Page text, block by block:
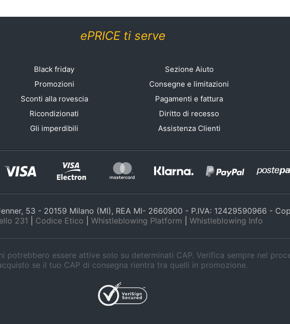
ePRICE ti serve
Black friday
Promozioni
Sconti alla rovescia
Ricondizionati
Gli imperdibili
Sezione Aiuto
Consegne e limitazioni
Pagamenti e fattura
Diritto di recesso
Assistenza Clienti
53 - 20159 Milano (MI), REA MI- 2660900 - P.IVA: 12429590966 -
231
Codice Etico Whistleblowing Platform Whistleblowing Info
potrebbero essere attive solo su determinati CAP. Verifica sempre nel
se il tuo CAP di consegna rientra tra quelli in promozione.